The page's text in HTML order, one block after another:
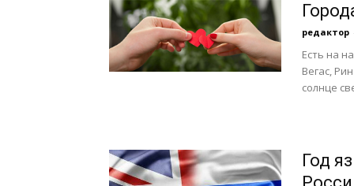
редактор
Есть на
Вегас,
солнце
Год